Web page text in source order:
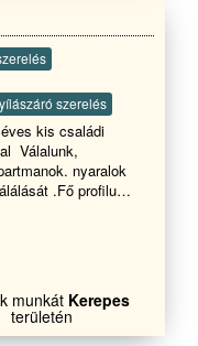
szerelés
kis családi
Válalunk,
nyaralok
.Fő profilunk
szigetelést
. burkolást .
munkát Kerepes
területén